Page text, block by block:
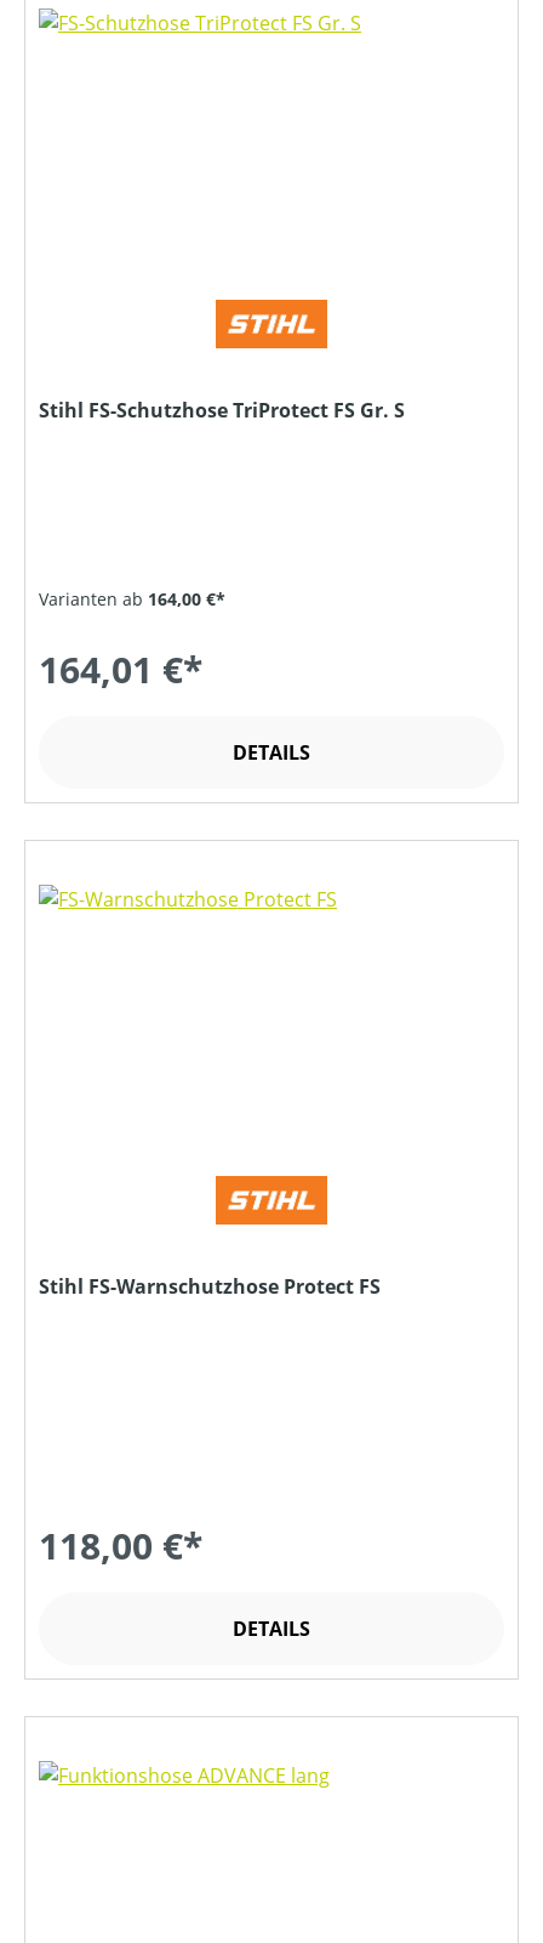
Stihl FS-Schutzhose TriProtect FS Gr. S
Varianten ab 164,00 €*
164,01 €*
DETAILS
Stihl FS-Warnschutzhose Protect FS
118,00 €*
DETAILS